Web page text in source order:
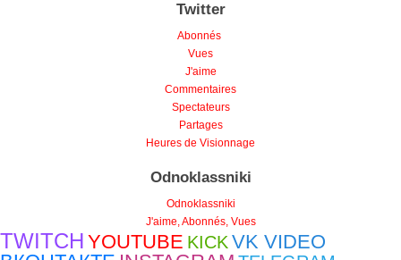
Twitter
Abonnés
Vues
J'aime
Commentaires
Spectateurs
Partages
Heures de Visionnage
Odnoklassniki
Odnoklassniki
J'aime, Abonnés, Vues
TWITCH YOUTUBE KICK VK VIDEO